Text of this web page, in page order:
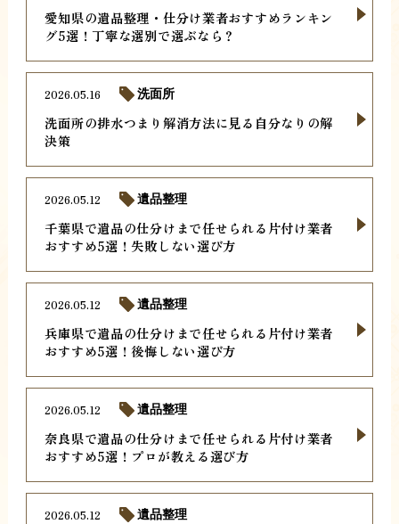
愛知県の遺品整理・仕分け業者おすすめランキン
グ5選！丁寧な選別で選ぶなら？
洗面所の排水つまり解消方法に見る自分なりの解
決策
2026.05.16 洗面所
千葉県で遺品の仕分けまで任せられる片付け業者
おすすめ5選！失敗しない選び方
2026.05.12 遺品整理
兵庫県で遺品の仕分けまで任せられる片付け業者
おすすめ5選！後悔しない選び方
2026.05.12 遺品整理
奈良県で遺品の仕分けまで任せられる片付け業者
おすすめ5選！プロが教える選び方
2026.05.12 遺品整理
2026.05.12 遺品整理